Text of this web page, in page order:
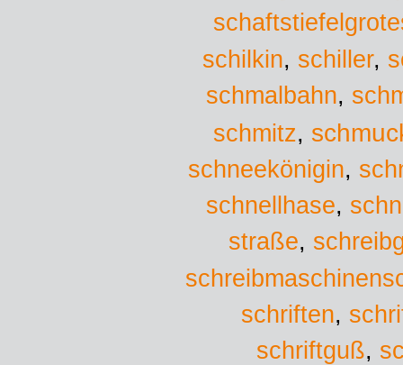
schilkin, schiller,
schmalbahn,
schmitz,
schneekönigin,
schnellhase,
straße,
schriften,
schriftguß,